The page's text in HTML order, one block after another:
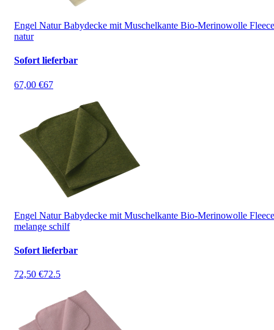
Engel Natur Babydecke mit Muschelkante Bio-Merinowolle Fleece
natur
Sofort lieferbar
67,00 €67
Engel Natur Babydecke mit Muschelkante Bio-Merinowolle Fleece
melange schilf
Sofort lieferbar
72,50 €72.5